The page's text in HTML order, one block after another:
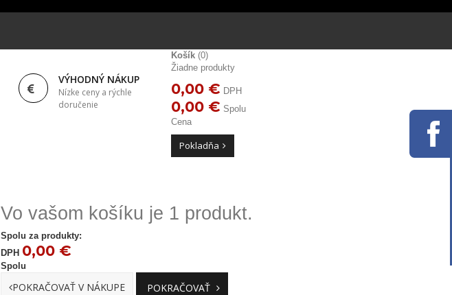
VÝHODNÝ NÁKUP
Nízke ceny a rýchle
doručenie
Košík (0)
Žiadne produkty
0,00 € DPH
0,00 € Spolu
Cena
Pokladňa
Vo vašom košíku je 1 produkt.
Spolu za produkty:
DPH 0,00 €
Spolu
POKRAČOVAŤ V NÁKUPE POKRAČOVAŤ